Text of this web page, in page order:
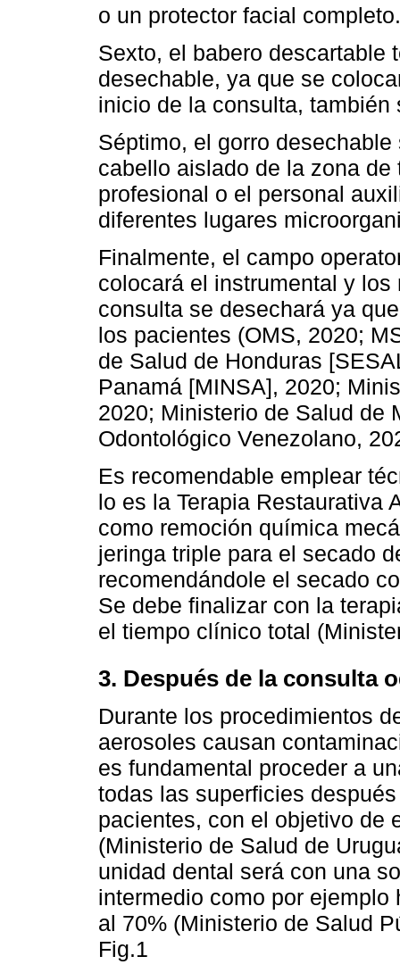
o un protector facial completo.
Sexto, el babero descartable
desechable, ya que se
inicio de la consulta,
Séptimo, el gorro
cabello aislado de la zona
profesional o el personal
diferentes lugares
Finalmente, el campo
colocará el instrumental y
consulta se desechará ya
los pacientes (OMS, 2020;
de Salud de Honduras
Panamá [MINSA], 2020;
2020; Ministerio de Salud de
Odontológico Venezolano,
Es recomendable emplear
lo es la Terapia Restaurativa
como remoción química
jeringa triple para el secado
recomendándole el secado
Se debe finalizar con la
el tiempo clínico total
3. Después de la consulta
Durante los procedimientos
aerosoles causan
es fundamental proceder a
todas las superﬁcies
pacientes, con el objetivo de
(Ministerio de Salud de
unidad dental será con una
intermedio como por
al 70% (Ministerio de Salud
Fig.1